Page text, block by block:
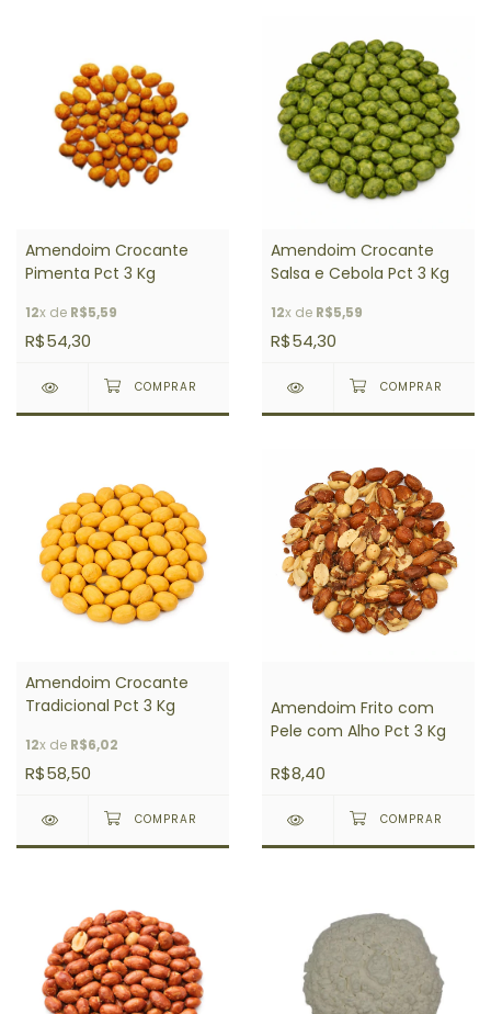
Amendoim Crocante
Pimenta Pct 3 Kg
12x de R$5,59
R$54,30
Amendoim Crocante
Salsa e Cebola Pct 3 Kg
12x de R$5,59
R$54,30
Amendoim Crocante
Tradicional Pct 3 Kg
12x de R$6,02
R$58,50
Amendoim Frito com
Pele com Alho Pct 3 Kg
R$8,40